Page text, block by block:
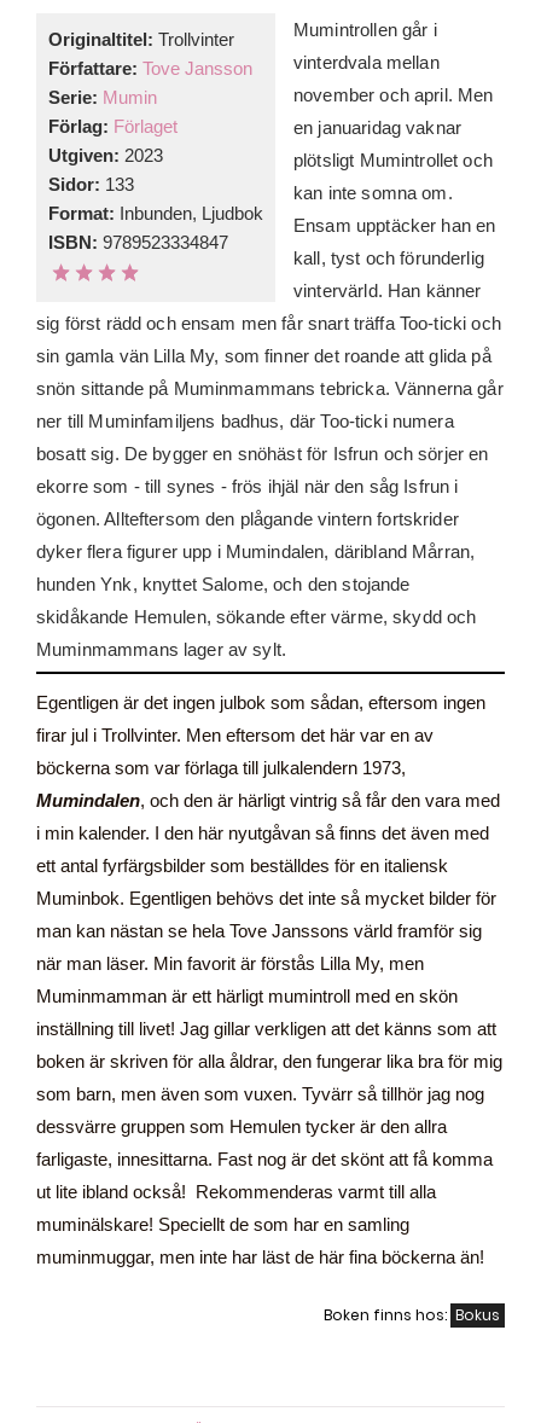
Originaltitel: Trollvinter
Författare: Tove Jansson
Serie: Mumin
Förlag: Förlaget
Utgiven: 2023
Sidor: 133
Format: Inbunden, Ljudbok
ISBN: 9789523334847
Mumintrollen går i
vinterdvala mellan
november och april. Men
en januaridag vaknar
plötsligt Mumintrollet och
kan inte somna om.
Ensam upptäcker han en
kall, tyst och förunderlig
vintervärld. Han känner
sig först rädd och ensam men får snart träffa Too-ticki och
sin gamla vän Lilla My, som finner det roande att glida på
snön sittande på Muminmammans tebricka. Vännerna går
ner till Muminfamiljens badhus, där Too-ticki numera
bosatt sig. De bygger en snöhäst för Isfrun och sörjer en
ekorre som - till synes - frös ihjäl när den såg Isfrun i
ögonen. Allteftersom den plågande vintern fortskrider
dyker flera figurer upp i Mumindalen, däribland Mårran,
hunden Ynk, knyttet Salome, och den stojande
skidåkande Hemulen, sökande efter värme, skydd och
Muminmammans lager av sylt.
Egentligen är det ingen julbok som sådan, eftersom ingen
firar jul i Trollvinter. Men eftersom det här var en av
böckerna som var förlaga till julkalendern 1973,
Mumindalen, och den är härligt vintrig så får den vara med
i min kalender. I den här nyutgåvan så finns det även med
ett antal fyrfärgsbilder som beställdes för en italiensk
Muminbok. Egentligen behövs det inte så mycket bilder för
man kan nästan se hela Tove Janssons värld framför sig
när man läser. Min favorit är förstås Lilla My, men
Muminmamman är ett härligt mumintroll med en skön
inställning till livet! Jag gillar verkligen att det känns som att
boken är skriven för alla åldrar, den fungerar lika bra för mig
som barn, men även som vuxen. Tyvärr så tillhör jag nog
dessvärre gruppen som Hemulen tycker är den allra
farligaste, innesittarna. Fast nog är det skönt att få komma
ut lite ibland också! Rekommenderas varmt till alla
muminälskare! Speciellt de som har en samling
muminmuggar, men inte har läst de här fina böckerna än!
Boken finns hos: Bokus